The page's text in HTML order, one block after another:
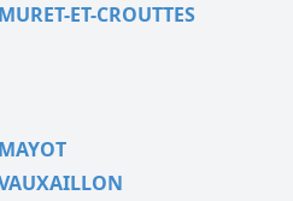
MURET-ET-CROUTTES
MAYOT